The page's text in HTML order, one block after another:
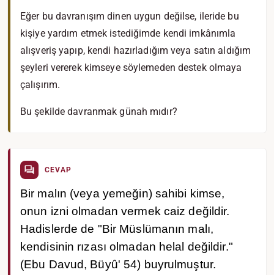
Eğer bu davranışım dinen uygun değilse, ileride bu
kişiye yardım etmek istediğimde kendi imkânımla
alışveriş yapıp, kendi hazırladığım veya satın aldığım
şeyleri vererek kimseye söylemeden destek olmaya
çalışırım.
Bu şekilde davranmak günah mıdır?
CEVAP
Bir malın (veya yemeğin) sahibi kimse,
onun izni olmadan vermek caiz değildir.
Hadislerde de "Bir Müslümanın malı,
kendisinin rızası olmadan helal değildir."
(Ebu Davud, Büyû' 54) buyrulmuştur.